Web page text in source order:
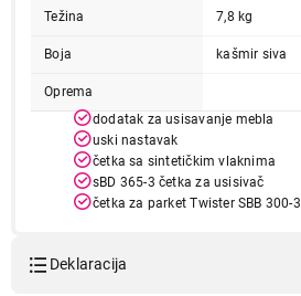
Težina 7,8 kg
Boja kašmir siva
Oprema
dodatak za usisavanje mebla
uski nastavak
četka sa sintetičkim vlaknima
sBD 365-3 četka za usisivač
četka za parket Twister SBB 300-3
Deklaracija
Ukupno u korpi: 0,00
Nastavi kupovinu
Završi kupovinu